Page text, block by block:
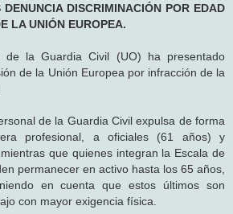
DISCRIMINACIÓN POR EDAD
LA UNIÓN EUROPEA.
de la Guardia Civil (UO) ha presentado
de la Unión Europea por infracción de la
de la Guardia Civil expulsa de forma
profesional, a oficiales (61 años) y
que quienes integran la Escala de
permanecer en activo hasta los 65 años,
en cuenta que estos últimos son
con mayor exigencia física.